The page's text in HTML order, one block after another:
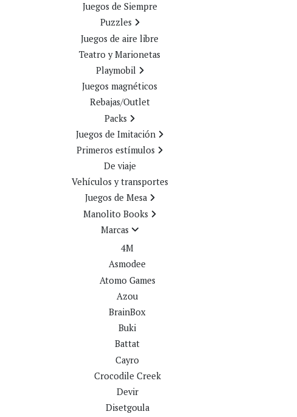
Juegos de Siempre
Puzzles
Juegos de aire libre
Teatro y Marionetas
Playmobil
Juegos magnéticos
Rebajas/Outlet
Packs
Juegos de Imitación
Primeros estímulos
De viaje
Vehículos y transportes
Juegos de Mesa
Manolito Books
Marcas
4M
Asmodee
Atomo Games
Azou
BrainBox
Buki
Battat
Cayro
Crocodile Creek
Devir
Disetgoula